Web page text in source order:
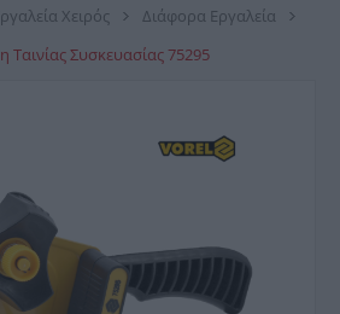
Χειρός
Διάφορα Εργαλεία
Ταινίας Συσκευασίας 75295